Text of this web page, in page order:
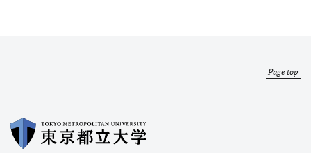
Page top